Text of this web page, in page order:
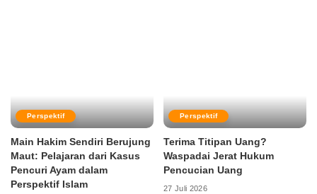
Perspektif
Main Hakim Sendiri Berujung
Maut: Pelajaran dari Kasus
Pencuri Ayam dalam
Perspektif Islam
Perspektif
Terima Titipan Uang?
Waspadai Jerat Hukum
Pencucian Uang
27 Juli 2026